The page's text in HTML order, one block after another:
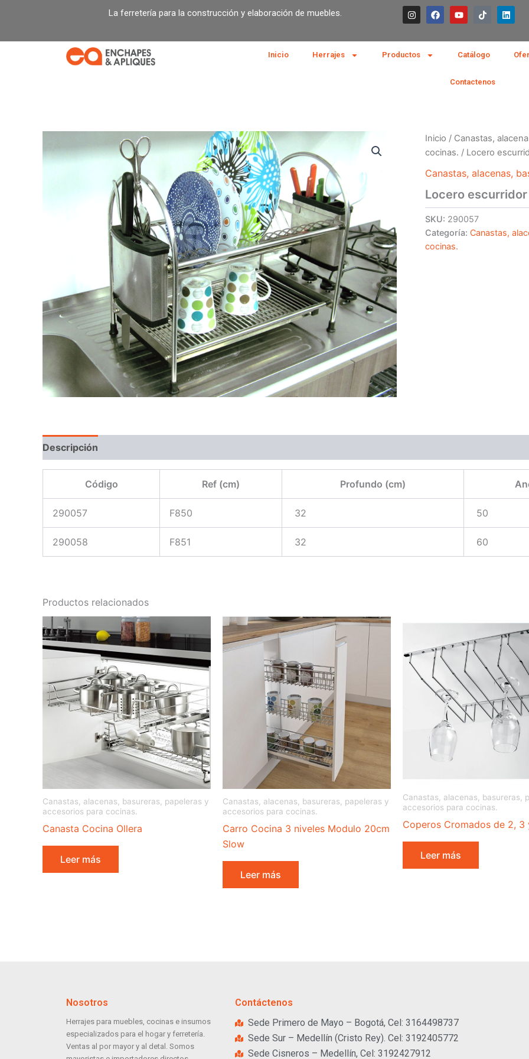
La ferretería para la construcción y elaboración de muebles. I
n
s
a
g
F
a
c
b
Y
o
u
u
b
T
i
o
k
L
i
n
e
Inicio Herrajes Productos Catálogo
Contactenos
Inicio / Canastas,
cocinas. / Locero
Canastas, alacenas,
Locero
SKU: 290057
Categoría: Canastas,
cocinas.
Descripción
Código Ref (cm) Profundo (cm)
290057 F850 32 50
290058 F851 32 60
Productos relacionados
Canastas, alacenas, basureras, papeleras y
accesorios para cocinas.
Canasta Cocina Ollera
Leer más
Canastas, alacenas, basureras, papeleras y
accesorios para cocinas.
Carro Cocina 3 niveles Modulo 20cm
Slow
Leer más
Canastas, alacenas, basureras,
accesorios para cocinas.
Coperos Cromados de 2, 3
Leer más
Nosotros
Herrajes para muebles, cocinas e insumos
especializados para el hogar y ferretería.
Ventas al por mayor y al detal. Somos
Contáctenos
Sede Primero de Mayo – Bogotá, Cel: 3164498737
Sede Sur – Medellín (Cristo Rey). Cel: 3192405772
Sede Cisneros – Medellín, Cel: 3192427912